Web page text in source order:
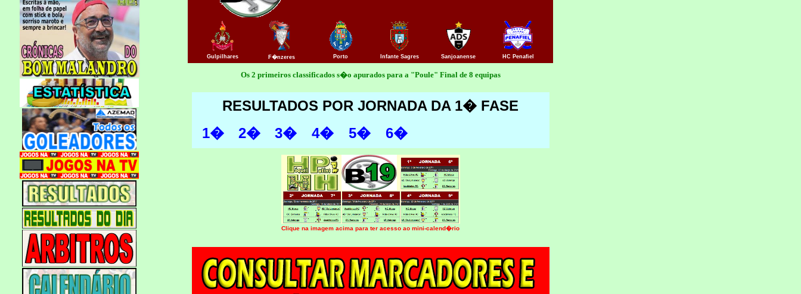
Gulpilhares F�nzeres Porto Infante Sagres Sanjoanense HC Penafiel
Os 2 primeiros classificados s�o apurados para a "Poule" Final de 8 equipas
RESULTADOS POR JORNADA DA 1� FASE
1�
2� 3� 4� 5� 6�
Clique na imagem acima para ter acesso ao mini-calend�rio